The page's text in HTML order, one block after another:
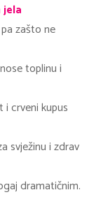
jela
zašto ne
toplinu i
crveni kupus
svježinu i zdrav
dramatičnim.